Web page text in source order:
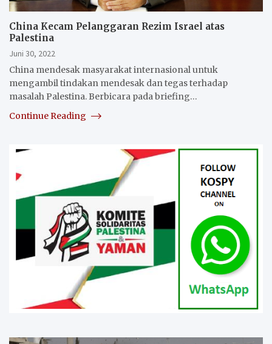
China Kecam Pelanggaran Rezim Israel atas
Palestina
Juni 30, 2022
China mendesak masyarakat internasional untuk
mengambil tindakan mendesak dan tegas terhadap
masalah Palestina. Berbicara pada briefing…
Continue Reading